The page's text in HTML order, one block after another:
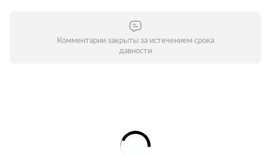
Комментарии закрыты за истечением срока
давности